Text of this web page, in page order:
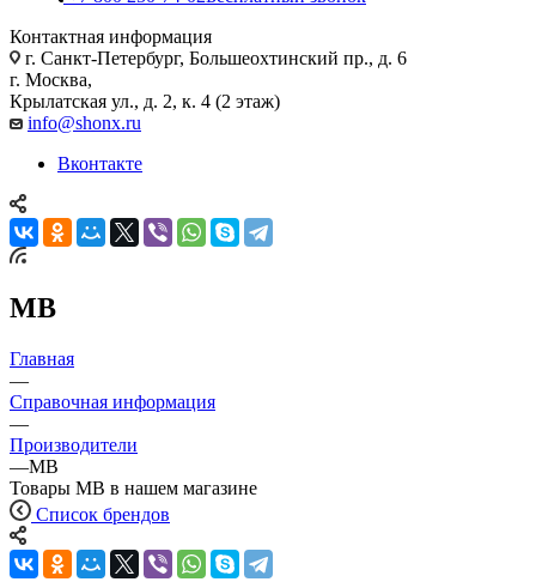
Контактная информация
г. Санкт-Петербург, Большеохтинский пр., д. 6
г. Москва,
Крылатская ул., д. 2, к. 4 (2 этаж)
info@shonx.ru
Вконтакте
MB
Главная
—
Справочная информация
—
Производители
—MB
Товары MB в нашем магазине
Список брендов